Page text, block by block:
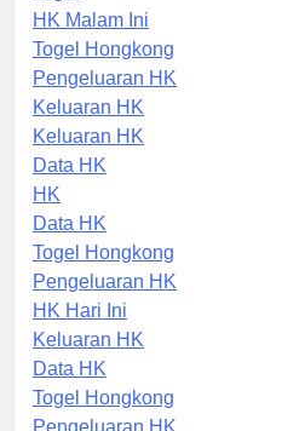
Togel
HK Malam Ini
Togel Hongkong
Pengeluaran HK
Keluaran HK
Keluaran HK
Data HK
HK
Data HK
Togel Hongkong
Pengeluaran HK
HK Hari Ini
Keluaran HK
Data HK
Togel Hongkong